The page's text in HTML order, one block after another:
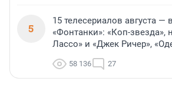
5
15 телесериалов августа —
«Фонтанки»: «Коп-звезда»,
Лассо» и «Джек Ричер»,
58 136 27